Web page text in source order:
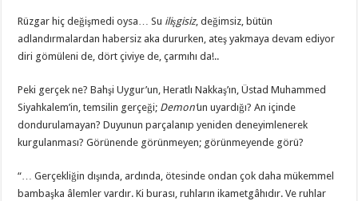
Rüzgar hiç değişmedi oysa… Su ilişgisiz, değimsiz, bütün
adlandırmalardan habersiz aka dururken, ateş yakmaya devam ediyor
diri gömüleni de, dört çiviye de, çarmıhı da!..
Peki gerçek ne? Bahşi Uygur’un, Heratlı Nakkaş’ın, Üstad Muhammed
Siyahkalem’in, temsilin gerçeği; Demon’un uyardığı? An içinde
dondurulamayan? Duyunun parçalanıp yeniden deneyimlenerek
kurgulanması? Görünende görünmeyen; görünmeyende görü?
“… Gerçekliğin dışında, ardında, ötesinde ondan çok daha mükemmel
bambaşka âlemler vardır. Ki burası, ruhların ikametgâhıdır. Ve ruhlar